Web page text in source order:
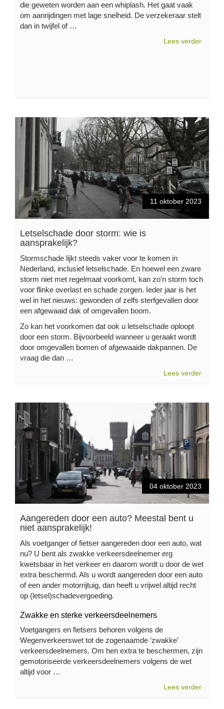
die geweten worden aan een whiplash. Het gaat vaak
om aanrijdingen met lage snelheid. De verzekeraar stelt
dan in twijfel of …
Lees verder
11 oktober 2023
Letselschade door storm: wie is
aansprakelijk?
Stormschade lijkt steeds vaker voor te komen in
Nederland, inclusief letselschade. En hoewel een zware
storm niet met regelmaat voorkomt, kan zo’n storm toch
voor flinke overlast en schade zorgen. Ieder jaar is het
wel in het nieuws: gewonden of zelfs sterfgevallen door
een afgewaaid dak of omgevallen boom.
Zo kan het voorkomen dat ook u letselschade oploopt
door een storm. Bijvoorbeeld wanneer u geraakt wordt
door omgevallen bomen of afgewaaide dakpannen. De
vraag die dan …
Lees verder
04 oktober 2023
Aangereden door een auto? Meestal bent u
niet aansprakelijk!
Als voetganger of fietser aangereden door een auto, wat
nu? U bent als zwakke verkeersdeelnemer erg
kwetsbaar in het verkeer en daarom wordt u door de wet
extra beschermd. Als u wordt aangereden door een auto
of een ander motorrijtuig, dan heeft u vrijwel altijd recht
op (letsel)schadevergoeding.
Zwakke en sterke verkeersdeelnemers
Voetgangers en fietsers behoren volgens de
Wegenverkeerswet tot de zogenaamde ‘zwakke’
verkeersdeelnemers. Om hen extra te beschermen, zijn
gemotoriseerde verkeersdeelnemers volgens de wet
altijd voor …
Lees verder